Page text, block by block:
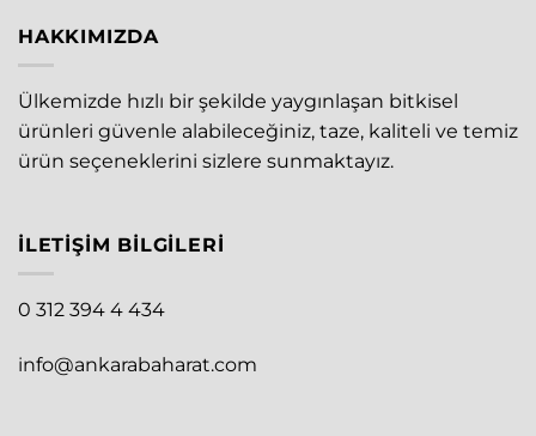
HAKKIMIZDA
Ülkemizde hızlı bir şekilde yaygınlaşan bitkisel
ürünleri güvenle alabileceğiniz, taze, kaliteli ve temiz
ürün seçeneklerini sizlere sunmaktayız.
İLETIŞIM BILGILERI
0 312 394 4 434
info@ankarabaharat.com